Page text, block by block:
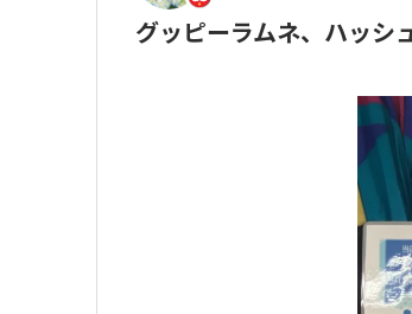
グッピーラムネ、ハッシ